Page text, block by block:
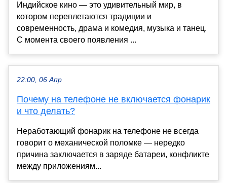
Индийское кино — это удивительный мир, в
котором переплетаются традиции и
современность, драма и комедия, музыка и танец.
С момента своего появления ...
22:00, 06 Апр
Почему на телефоне не включается фонарик
и что делать?
Неработающий фонарик на телефоне не всегда
говорит о механической поломке — нередко
причина заключается в заряде батареи, конфликте
между приложениям...